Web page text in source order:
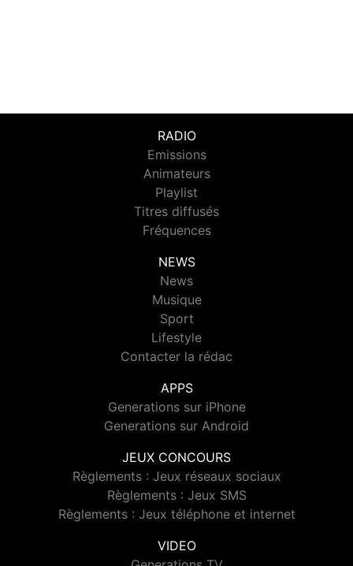
RADIO
Emissions
Animateurs
Playlist
Titres diffusés
Fréquences
NEWS
News
Musique
Sport
Lifestyle
Contacter la rédac
APPS
Generations sur iPhone
Generations sur Android
JEUX CONCOURS
Règlements : Jeux réseaux sociaux
Règlements : Jeux SMS
Règlements : Jeux téléphone et internet
VIDEO